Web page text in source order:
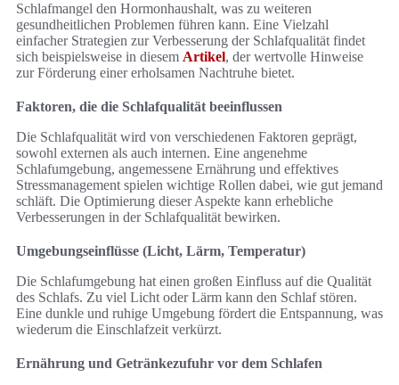
Schlafmangel den Hormonhaushalt, was zu weiteren
gesundheitlichen Problemen führen kann. Eine Vielzahl
einfacher Strategien zur Verbesserung der Schlafqualität findet
sich beispielsweise in diesem Artikel, der wertvolle Hinweise
zur Förderung einer erholsamen Nachtruhe bietet.
Faktoren, die die Schlafqualität beeinflussen
Die Schlafqualität wird von verschiedenen Faktoren geprägt,
sowohl externen als auch internen. Eine angenehme
Schlafumgebung, angemessene Ernährung und effektives
Stressmanagement spielen wichtige Rollen dabei, wie gut jemand
schläft. Die Optimierung dieser Aspekte kann erhebliche
Verbesserungen in der Schlafqualität bewirken.
Umgebungseinflüsse (Licht, Lärm, Temperatur)
Die Schlafumgebung hat einen großen Einfluss auf die Qualität
des Schlafs. Zu viel Licht oder Lärm kann den Schlaf stören.
Eine dunkle und ruhige Umgebung fördert die Entspannung, was
wiederum die Einschlafzeit verkürzt.
Ernährung und Getränkezufuhr vor dem Schlafen